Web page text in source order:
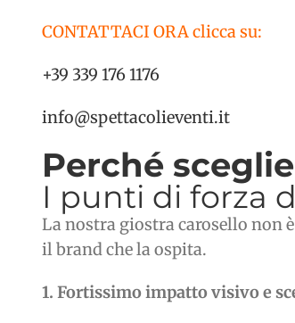
CONTATTACI ORA clicca su:
+39 339 176 1176
info@spettacolieventi.it
Perché
I punti di forza
La nostra giostra carosello non
il brand che la ospita.
1. Fortissimo impatto visivo e